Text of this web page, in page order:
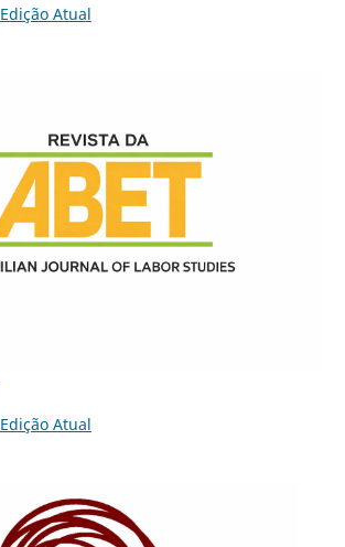
Edição Atual
Edição Atual